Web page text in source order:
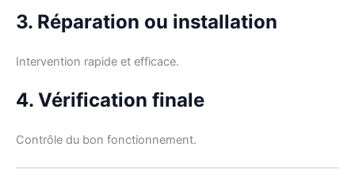
3. Réparation ou installation
Intervention rapide et efficace.
4. Vérification finale
Contrôle du bon fonctionnement.